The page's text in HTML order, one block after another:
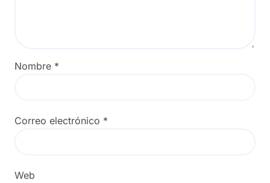
Nombre *
Correo electrónico *
Web